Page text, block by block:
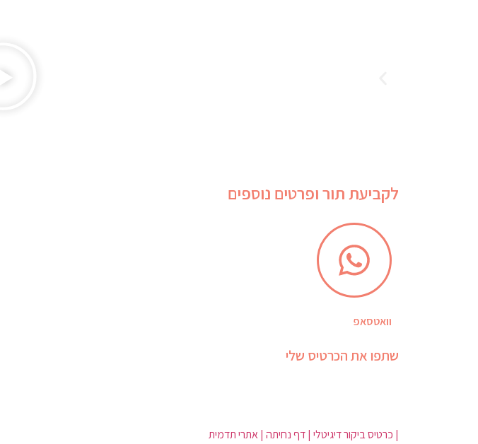
לקביעת תור ופרטים נוספים
וואטסאפ
שתפו את הכרטיס שלי
| כרטיס ביקור דיגיטלי | דף נחיתה | אתרי תדמית